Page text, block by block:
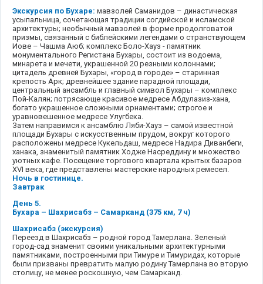
Экскурсия по Бухаре: мавзолей Саманидов – династическая
усыпальница, сочетающая традиции согдийской и исламской
архитектуры; необычный мавзолей в форме продолговатой
призмы, связанный с библейскими легендами о странствующем
Иове – Чашма Аюб; комплекс Боло-Хауз - памятник
монументального Регистана Бухары, состоит из водоема,
минарета и мечети, украшенной 20 резными колоннами;
цитадель древней Бухары, «город в городе» – старинная
крепость Арк; древнейшее здание парадной площади,
центральный ансамбль и главный символ Бухары – комплекс
Пой-Калян; потрясающе красивое медресе Абдулазиз-хана,
богато украшенное сложными орнаментами; строгое и
уравновешенное медресе Улугбека.
Затем направимся к ансамблю Ляби-Хауз – самой известной
площади Бухары с искусственным прудом, вокруг которого
расположены медресе Кукельдаш, медресе Надира Диванбеги,
ханака, знаменитый памятник Ходже Насреддину и множество
уютных кафе. Посещение торгового квартала крытых базаров
XVI века, где представлены мастерские народных ремесел.
Ночь в гостинице.
Завтрак
День 5.
Бухара – Шахрисабз – Самарканд (375 км, 7 ч)
Шахрисабз (экскурсия)
Переезд в Шахрисабз – родной город Тамерлана. Зеленый
город-сад знаменит своими уникальными архитектурными
памятниками, построенными при Тимуре и Тимуридах, которые
были призваны превратить малую родину Тамерлана во вторую
столицу, не менее роскошную, чем Самарканд.